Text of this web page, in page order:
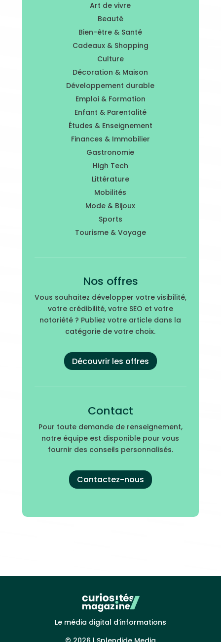
Art de vivre
Beauté
Bien-être & Santé
Cadeaux & Shopping
Culture
Décoration & Maison
Développement durable
Emploi & Formation
Enfant & Parentalité
Études & Enseignement
Finances & Immobilier
Gastronomie
High Tech
Littérature
Mobilités
Mode & Bijoux
Sports
Tourisme & Voyage
Nos offres
Vous souhaitez développer votre visibilité,
votre crédibilité, votre SEO et votre
notoriété ? Publiez votre article dans la
catégorie de votre choix.
Découvrir les offres
Contact
Pour toute demande de renseignement,
notre équipe est disponible pour vous
fournir des conseils personnalisés.
Contactez-nous
Le média digital d’informations